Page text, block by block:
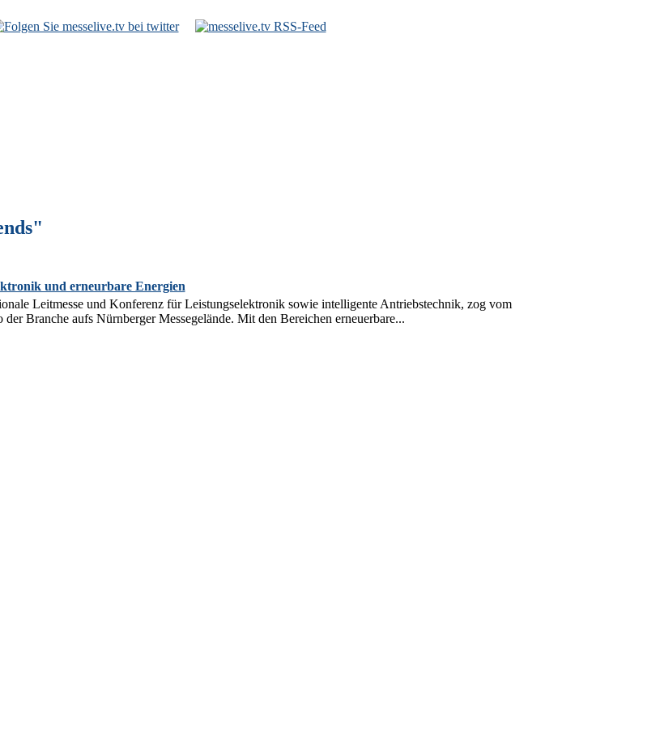
und erneurbare Energien
Leitmesse und Konferenz für Leistungselektronik sowie intelligente Antriebstechnik, zog vom
Branche aufs Nürnberger Messegelände. Mit den Bereichen erneuerbare...